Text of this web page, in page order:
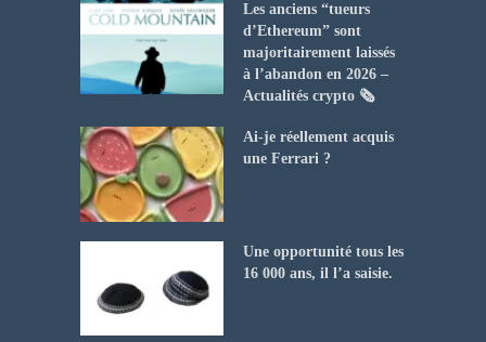
Les anciens “tueurs
d’Ethereum” sont
majoritairement laissés
à l’abandon en 2026 –
Actualités crypto 🗞️
Ai-je réellement acquis
une Ferrari ?
Une opportunité tous les
16 000 ans, il l’a saisie.